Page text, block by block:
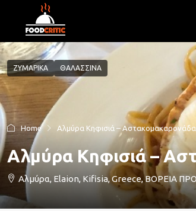
ΖΥΜΑΡΙΚΑ ΘΑΛΑΣΣΙΝΑ
Home Αλμύρα Κηφισιά – Αστακομακαρονάδα
Αλμύρα Κηφισιά –
Αλμύρα, Elaion, Kifisia, Greece, ΒΟΡΕΙΑ